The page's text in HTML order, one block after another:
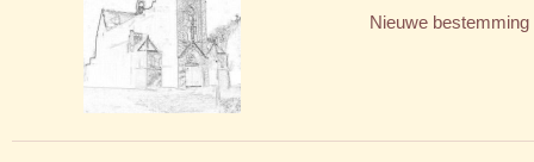
Nieuwe bestemming